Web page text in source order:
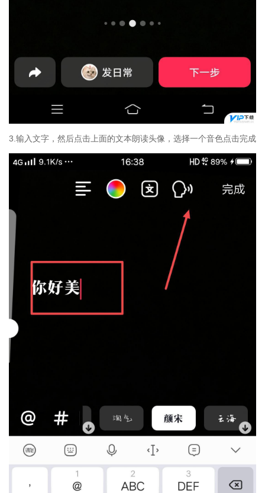
3.输入文字，然后点击上面的文本朗读头像，选择一个音色点击完成